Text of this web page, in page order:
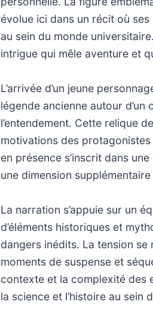
évolue ici dans un récit où
au sein du monde
intrigue qui mêle aventure et
L’arrivée d’un jeune
légende ancienne autour
l’entendement. Cette relique
motivations des protagonistes
en présence s’inscrit dans
une dimension
La narration s’appuie sur un
d’éléments historiques et
dangers inédits. La tension
moments de suspense et
contexte et la complexité des
la science et l’histoire au sein